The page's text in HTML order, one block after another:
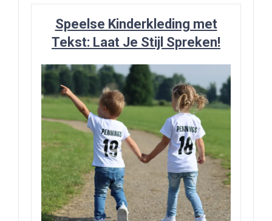
Speelse Kinderkleding met
Tekst: Laat Je Stijl Spreken!